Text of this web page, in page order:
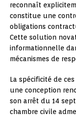
reconnaît
constitue une
obligations
Cette solution
informationnelle
mécanismes de
La spécificité de
une conception
son arrêt du 14
chambre civile